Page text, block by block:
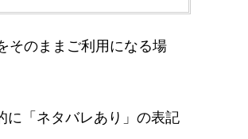
そのままご利用になる場
に「ネタバレあり」の表記